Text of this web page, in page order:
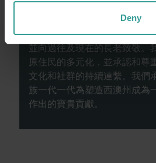
Deny
西澳州旅遊局承認原住民為西
並向過往及現在的長老致敬。
原住民的多元化，並承認和尊
文化和社群的持續連繫。我們
族一代一代為塑造西澳州成為
作出的寶貴貢獻。